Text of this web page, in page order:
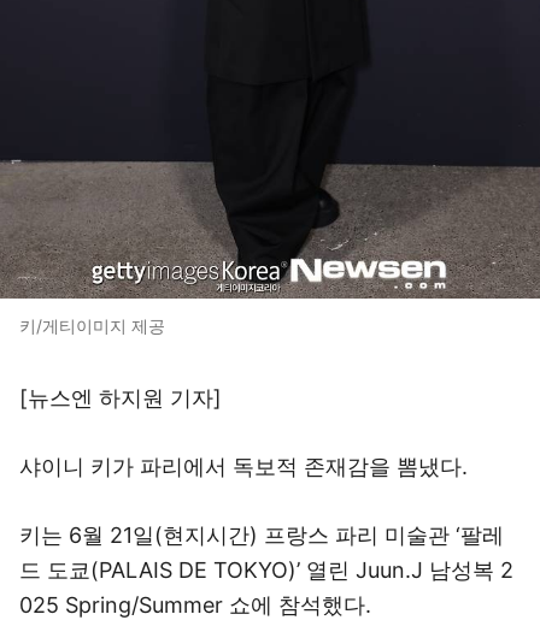
키/게티이미지 제공
[뉴스엔 하지원 기자]
샤이니 키가 파리에서 독보적 존재감을 뽐냈다.
키는 6월 21일(현지시간) 프랑스 파리 미술관 ‘팔레
드 도쿄(PALAIS DE TOKYO)’ 열린 Juun.J 남성복 2
025 Spring/Summer 쇼에 참석했다.